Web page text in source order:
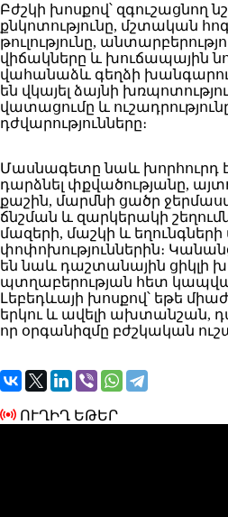
Բժշկի խոսքով՝ զգուշացնող
քնկոտությունը, մշտական
թուլությունը,
վիճակները և խուճապային
վահանաձև գեղձի
են վկայել ձայնի
վատացումը և
դժվարությունները։
Մասնագետը նաև խորհուրդ է
դարձնել փքվածությանը,
քաշին, մարմնի ցածր
ճնշման և զարկերակի
մազերի, մաշկի և եղունգների
փոփոխություններին։
են նաև դաշտանային ցիկլի
պտղաբերության հետ
Լեբեդևայի խոսքով՝ եթե
երկու և ավելի ախտանշան,
որ օրգանիզմը բժշկական
ՈՒՂԻՂ ԵԹԵՐ